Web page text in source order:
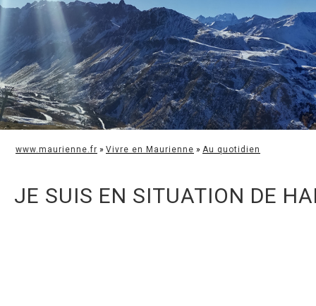
www.maurienne.fr » Vivre en Maurienne » Au quotidien
JE SUIS EN SITUATION DE